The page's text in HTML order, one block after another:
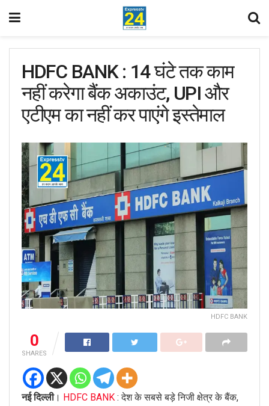
HDFC BANK : 14 घंटे तक काम
नहीं करेगा बैंक अकाउंट, UPI और
एटीएम का नहीं कर पाएंगे इस्तेमाल
HDFC BANK
0
SHARES
नई दिल्ली। HDFC BANK : देश के सबसे बड़े निजी क्षेत्र के बैंक,